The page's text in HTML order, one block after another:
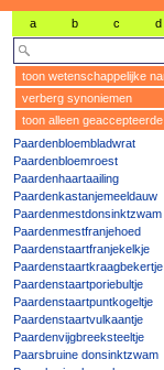
a b c d
toon wetenschappelijke
verberg synoniemen
toon alleen
Paardenbloembladwrat
Paardenbloemroest
Paardenhaartaailing
Paardenkastanjemeeldauw
Paardenmestdonsinktzwam
Paardenmestfranjehoed
Paardenstaartfranjekelkje
Paardenstaartkraagbekertje
Paardenstaartporiebultje
Paardenstaartpuntkogeltje
Paardenstaartvulkaantje
Paardenvijgbreeksteeltje
Paarsbruine donsinktzwam